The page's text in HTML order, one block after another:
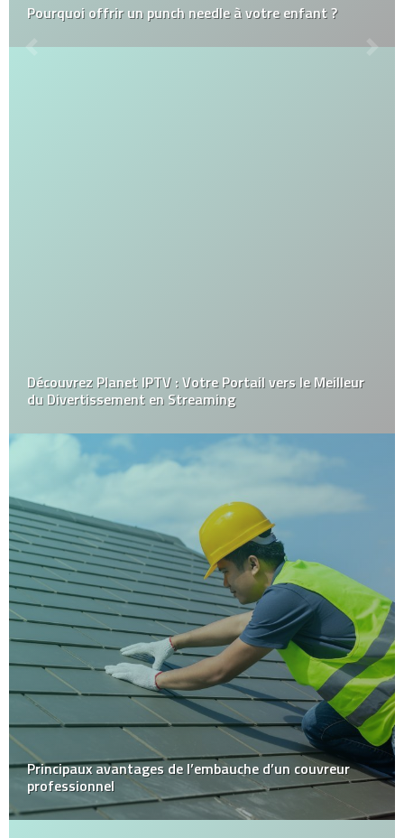
Pourquoi offrir un punch needle à votre enfant ?
Découvrez Planet IPTV : Votre Portail vers le Meilleur
du Divertissement en Streaming
Principaux avantages de l’embauche d’un couvreur
professionnel